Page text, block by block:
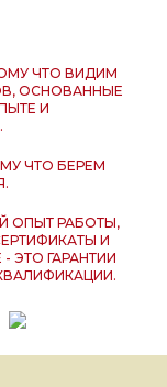
ЧТО ВИДИМ
ОСНОВАННЫЕ
И
ЧТО БЕРЕМ
ОПЫТ РАБОТЫ,
И
ЭТО ГАРАНТИИ